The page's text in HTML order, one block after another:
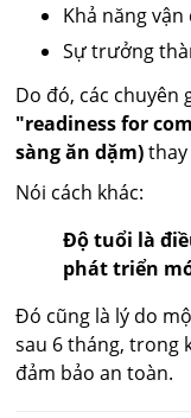
Khả năng vận
Sự trưởng
Do đó, các chuyên
"readiness for
sàng ăn dặm)
Nói cách khác:
Độ tuổi là
phát triển
Đó cũng là lý do
sau 6 tháng, trong
đảm bảo an toàn.